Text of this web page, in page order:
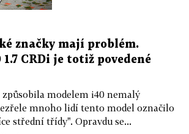
značky mají problém.
CRDi je totiž povedené
způsobila modelem i40 nemalý
mnoho lidí tento model označilo
střední třídy". Opravdu se...